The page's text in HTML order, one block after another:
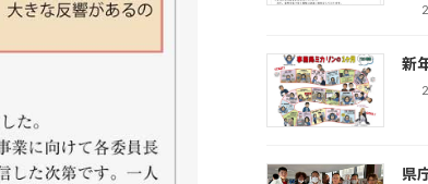
新
県